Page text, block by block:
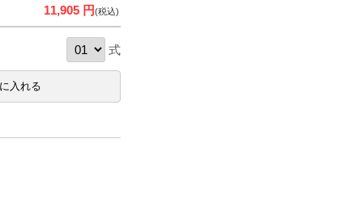
11,905 円(税込)
式